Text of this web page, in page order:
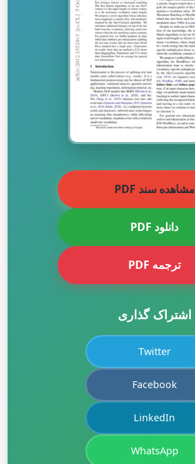
مشاهده سند PDF
دانلود PDF
ترجمه PDF
اشتراک گذاری
Twitter
Facebook
LinkedIn
WhatsApp